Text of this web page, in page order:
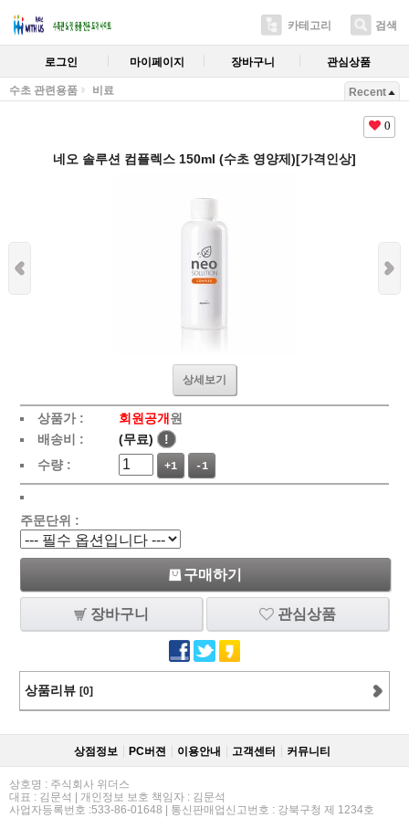
카테고리 검색
로그인 마이페이지 장바구니 관심상품
수초 관련용품 비료 Recent
0
네오 솔루션 컴플렉스 150ml (수초 영양제)[가격인상]
상세보기
상품가 : 회원공개 원
배송비 :
(무료)
!
수량 :
+1 -1
주문단위 :
구매하기
장바구니 관심상품
상품리뷰 [0]
상점정보 PC버젼 이용안내 고객센터 커뮤니티
상호명 : 주식회사 위더스
대표 : 김문석 | 개인정보 보호 책임자 : 김문석
사업자등록번호 :533-86-01648 | 통신판매업신고번호 : 강북구청 제 1234호